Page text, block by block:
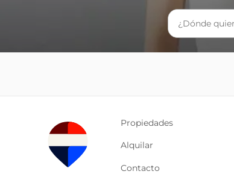
Propiedades
Alquilar
Contacto